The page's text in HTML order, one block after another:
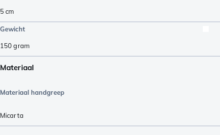
5cm
Gewicht
150gram
Materiaal
Materiaal handgreep
Micarta